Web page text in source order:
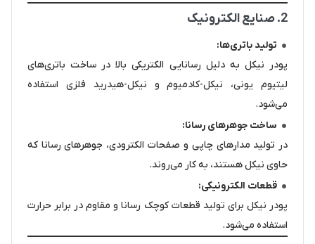
2. صنایع الکترونیک
تولید باتری‌ها:
پودر نیکل به دلیل رسانایی الکتریکی بالا در ساخت باتری‌های
لیتیوم یونی، نیکل-کادمیوم و نیکل-هیدرید فلزی استفاده
می‌شود.
ساخت جوهرهای رسانا:
در تولید مدارهای چاپی و صفحات الکترودی، جوهرهای رسانا که
حاوی نیکل هستند، به کار می‌روند.
قطعات الکترونیکی:
پودر نیکل برای تولید قطعات کوچک رسانا و مقاوم در برابر حرارت
استفاده می‌شود.